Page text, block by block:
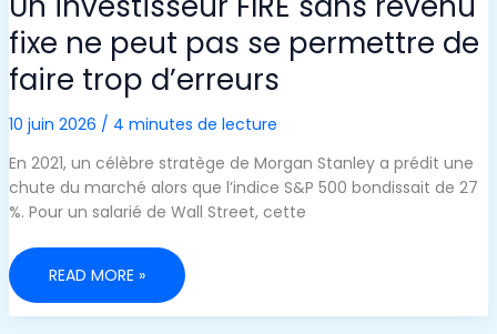
fixe ne peut pas se permettre de
faire trop d’erreurs
10 juin 2026 / 4 minutes de lecture
En 2021, un célèbre stratège de Morgan Stanley a prédit une
chute du marché alors que l’indice S&P 500 bondissait de 27
%. Pour un salarié de Wall Street, cette
UN
FIRE
SANS
READ MORE »